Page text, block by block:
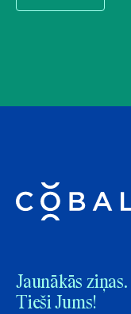
Jaunākās ziņas.
Tieši Jums!